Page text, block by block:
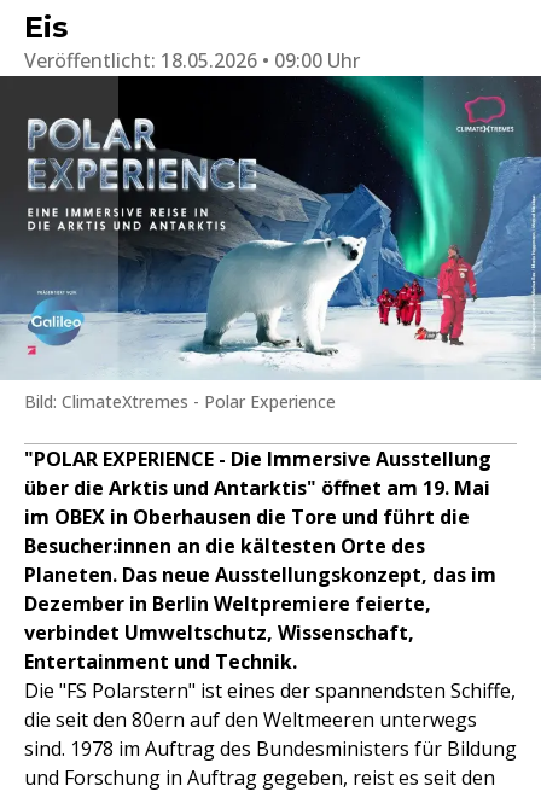
Eis
Veröffentlicht: 18.05.2026 • 09:00 Uhr
Bild: ClimateXtremes - Polar Experience
"POLAR EXPERIENCE - Die Immersive Ausstellung
über die Arktis und Antarktis" öffnet am 19. Mai
im OBEX in Oberhausen die Tore und führt die
Besucher:innen an die kältesten Orte des
Planeten. Das neue Ausstellungskonzept, das im
Dezember in Berlin Weltpremiere feierte,
verbindet Umweltschutz, Wissenschaft,
Entertainment und Technik.
Die "FS Polarstern" ist eines der spannendsten Schiffe,
die seit den 80ern auf den Weltmeeren unterwegs
sind. 1978 im Auftrag des Bundesministers für Bildung
und Forschung in Auftrag gegeben, reist es seit den